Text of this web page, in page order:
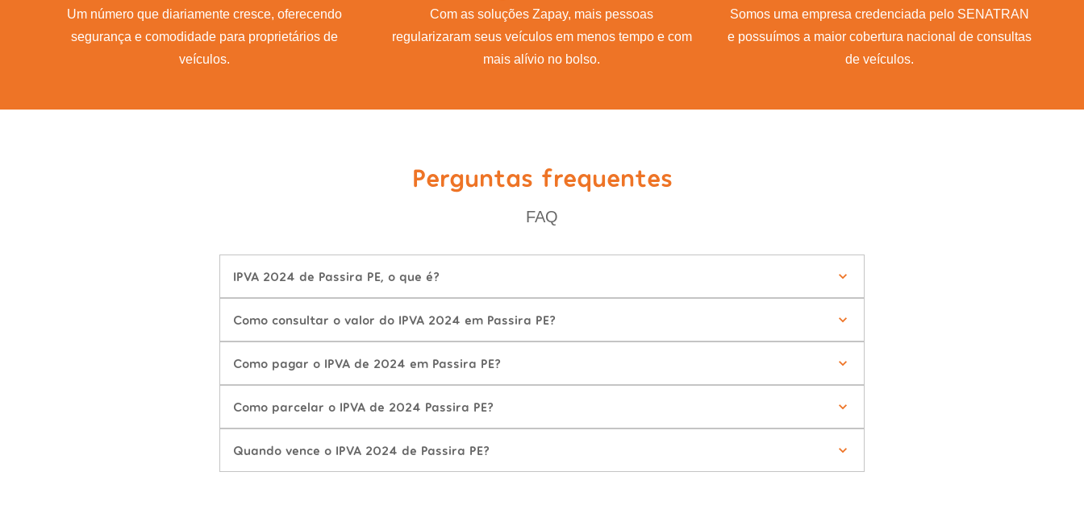
Um número que diariamente cresce, oferecendo
segurança e comodidade para proprietários de
veículos.
Com as soluções Zapay, mais pessoas
regularizaram seus veículos em menos tempo e com
mais alívio no bolso.
Somos uma empresa credenciada pelo SENATRAN
e possuímos a maior cobertura nacional de consultas
de veículos.
Perguntas frequentes
FAQ
IPVA 2024 de Passira PE, o que é?
Como consultar o valor do IPVA 2024 em Passira PE?
Como pagar o IPVA de 2024 em Passira PE?
Como parcelar o IPVA de 2024 Passira PE?
Quando vence o IPVA 2024 de Passira PE?